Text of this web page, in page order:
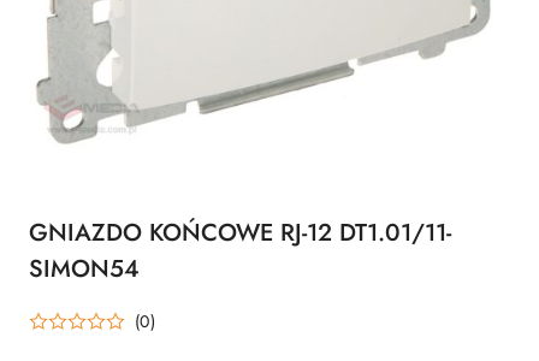
GNIAZDO KOŃCOWE RJ-12 DT1.01/11-
SIMON54
(0)